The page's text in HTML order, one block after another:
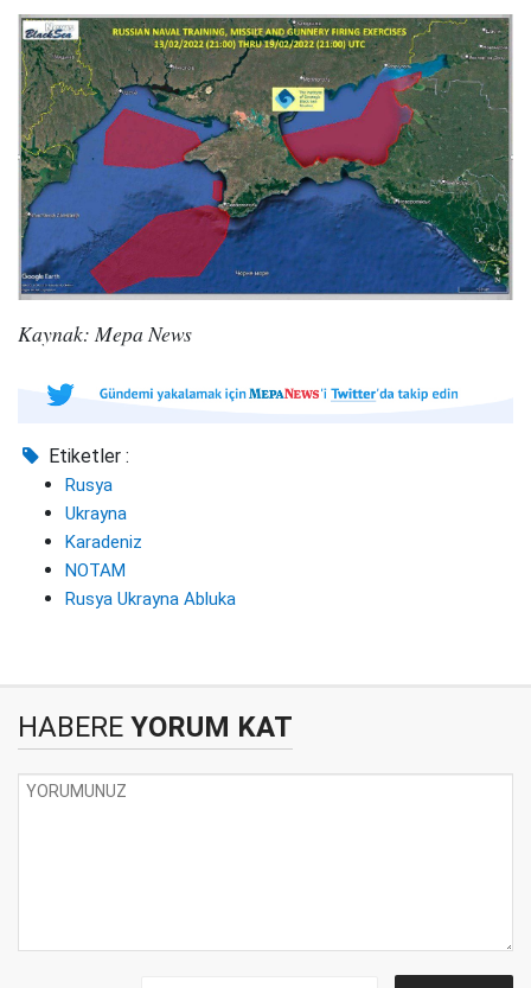
Kaynak: Mepa News
Etiketler :
Rusya
Ukrayna
Karadeniz
NOTAM
Rusya Ukrayna Abluka
HABERE YORUM KAT